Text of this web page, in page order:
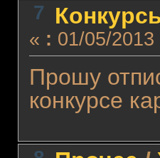
7
« : 01/05/
Прошу
конкурсе